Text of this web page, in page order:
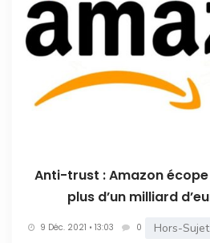
Anti-trust : Amazon écope
plus d’un milliard
9 Déc. 2021 • 13:03 0 Hors-Sujet